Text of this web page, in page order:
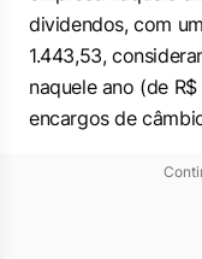
dividendos, com
1.443,53,
naquele ano (de
encargos de